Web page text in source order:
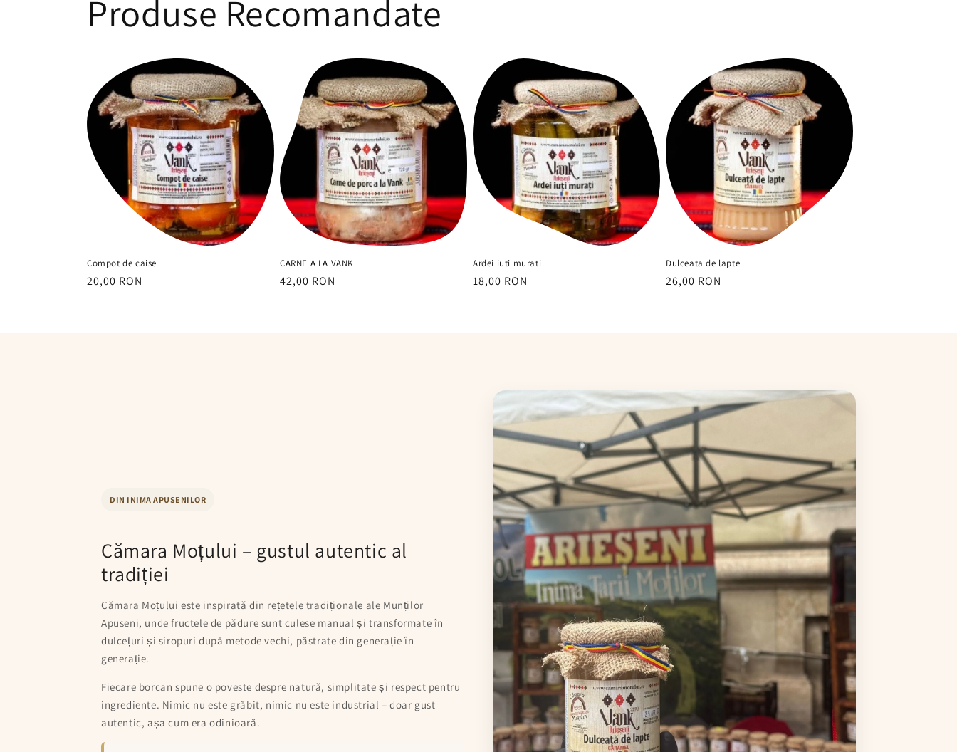
Produse Recomandate
Compot de caise
Preț
20,00 RON
CARNE A LA VANK
Preț
42,00 RON
Ardei iuti murati
Preț
18,00 RON
Dulceata de lapte
Preț
26,00 RON
DIN INIMA APUSENILOR
Cămara Moțului – gustul autentic al
tradiției
Cămara Moțului este inspirată din rețetele tradiționale ale Munților
Apuseni, unde fructele de pădure sunt culese manual și transformate în
dulcețuri și siropuri după metode vechi, păstrate din generație în
generație.
Fiecare borcan spune o poveste despre natură, simplitate și respect pentru
ingrediente. Nimic nu este grăbit, nimic nu este industrial – doar gust
autentic, așa cum era odinioară.